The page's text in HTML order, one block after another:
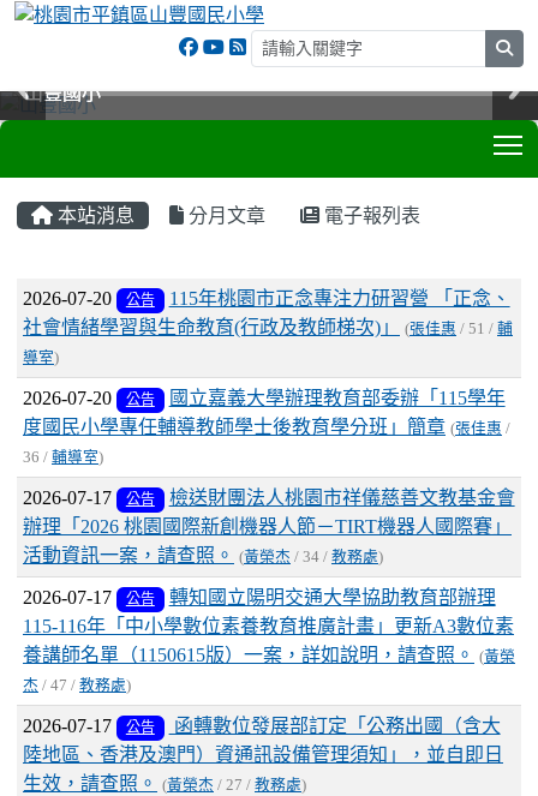
山豐國小
山豐國小
山豐國小
山豐國小
本站消息 分月文章 電子報列表
文章列表
2026-07-20 公告
115年桃園市正念專注力研習營 「正念、
社會情緒學習與生命教育(行政及教師梯次)」
(張佳惠 / 51 / 輔
導室)
2026-07-20 公告
國立嘉義大學辦理教育部委辦「115學年
度國民小學專任輔導教師學士後教育學分班」簡章 (張佳惠 /
36 / 輔導室)
2026-07-17 公告
檢送財團法人桃園市祥儀慈善文教基金會
辦理「2026 桃園國際新創機器人節－TIRT機器人國際賽」
活動資訊一案，請查照。
(黃榮杰 / 34 / 教務處)
2026-07-17 公告
轉知國立陽明交通大學協助教育部辦理
115-116年「中小學數位素養教育推廣計畫」更新A3數位素
養講師名單（1150615版）一案，詳如說明，請查照。
(黃榮
杰 / 47 / 教務處)
2026-07-17 公告
函轉數位發展部訂定「公務出國（含大
陸地區、香港及澳門）資通訊設備管理須知」，並自即日
生效，請查照。
(黃榮杰 / 27 / 教務處)